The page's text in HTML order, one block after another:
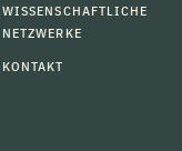
WISSENSCHAFTLICHE
NETZWERKE
KONTAKT